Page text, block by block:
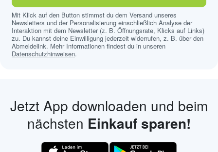
Mit Klick auf den Button stimmst du dem Versand unseres
Newsletters und der Personalisierung einschließlich Analyse der
Interaktion mit dem Newsletter (z. B. Öffnungsrate, Klicks auf Links)
zu. Du kannst deine Einwilligung jederzeit widerrufen, z. B. über den
Abmeldelink. Mehr Informationen findest du in unseren
Datenschutzhinweisen.
Jetzt App downloaden und beim
nächsten Einkauf sparen!